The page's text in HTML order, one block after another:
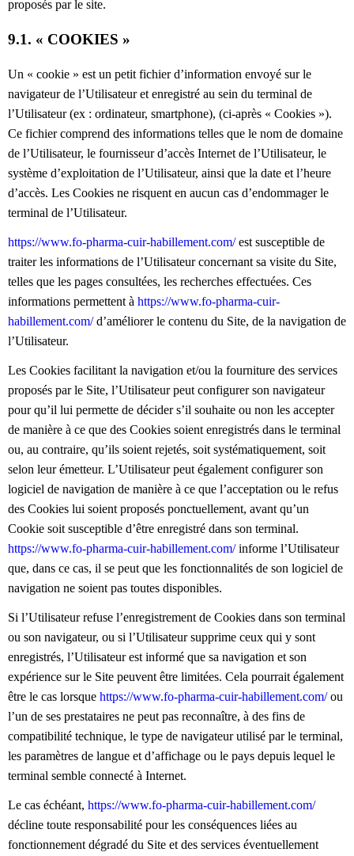
proposés par le site.
9.1. « COOKIES »
Un « cookie » est un petit fichier d’information envoyé sur le
navigateur de l’Utilisateur et enregistré au sein du terminal de
l’Utilisateur (ex : ordinateur, smartphone), (ci-après « Cookies »).
Ce fichier comprend des informations telles que le nom de domaine
de l’Utilisateur, le fournisseur d’accès Internet de l’Utilisateur, le
système d’exploitation de l’Utilisateur, ainsi que la date et l’heure
d’accès. Les Cookies ne risquent en aucun cas d’endommager le
terminal de l’Utilisateur.
https://www.fo-pharma-cuir-habillement.com/est susceptible de
traiter les informations de l’Utilisateur concernant sa visite du Site,
telles que les pages consultées, les recherches effectuées. Ces
informations permettent à https://www.fo-pharma-cuir-
habillement.com/d’améliorer le contenu du Site, de la navigation de
l’Utilisateur.
Les Cookies facilitant la navigation et/ou la fourniture des services
proposés par le Site, l’Utilisateur peut configurer son navigateur
pour qu’il lui permette de décider s’il souhaite ou non les accepter
de manière à ce que des Cookies soient enregistrés dans le terminal
ou, au contraire, qu’ils soient rejetés, soit systématiquement, soit
selon leur émetteur. L’Utilisateur peut également configurer son
logiciel de navigation de manière à ce que l’acceptation ou le refus
des Cookies lui soient proposés ponctuellement, avant qu’un
Cookie soit susceptible d’être enregistré dans son terminal.
https://www.fo-pharma-cuir-habillement.com/informe l’Utilisateur
que, dans ce cas, il se peut que les fonctionnalités de son logiciel de
navigation ne soient pas toutes disponibles.
Si l’Utilisateur refuse l’enregistrement de Cookies dans son terminal
ou son navigateur, ou si l’Utilisateur supprime ceux qui y sont
enregistrés, l’Utilisateur est informé que sa navigation et son
expérience sur le Site peuvent être limitées. Cela pourrait également
être le cas lorsque https://www.fo-pharma-cuir-habillement.com/ou
l’un de ses prestataires ne peut pas reconnaître, à des fins de
compatibilité technique, le type de navigateur utilisé par le terminal,
les paramètres de langue et d’affichage ou le pays depuis lequel le
terminal semble connecté à Internet.
Le cas échéant, https://www.fo-pharma-cuir-habillement.com/
décline toute responsabilité pour les conséquences liées au
fonctionnement dégradé du Site et des services éventuellement